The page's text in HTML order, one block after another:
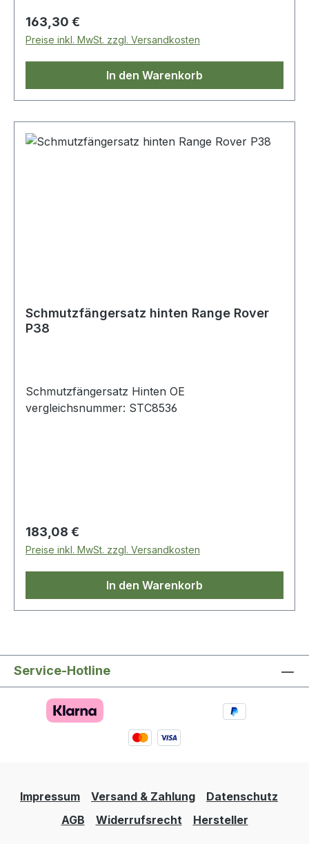
Regulärer Preis:
163,30 €
Preise inkl. MwSt. zzgl. Versandkosten
In den Warenkorb
Schmutzfängersatz hinten Range Rover
P38
Schmutzfängersatz Hinten OE
vergleichsnummer: STC8536
Regulärer Preis:
183,08 €
Preise inkl. MwSt. zzgl. Versandkosten
In den Warenkorb
Service-Hotline
Impressum Versand & Zahlung
Datenschutz
AGB
Widerrufsrecht Hersteller